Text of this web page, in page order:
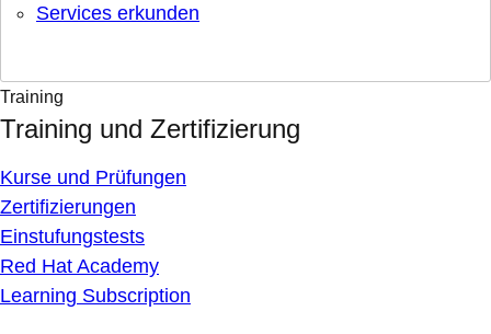
Services erkunden
Training
Training und Zertifizierung
Kurse und Prüfungen
Zertifizierungen
Einstufungstests
Red Hat Academy
Learning Subscription